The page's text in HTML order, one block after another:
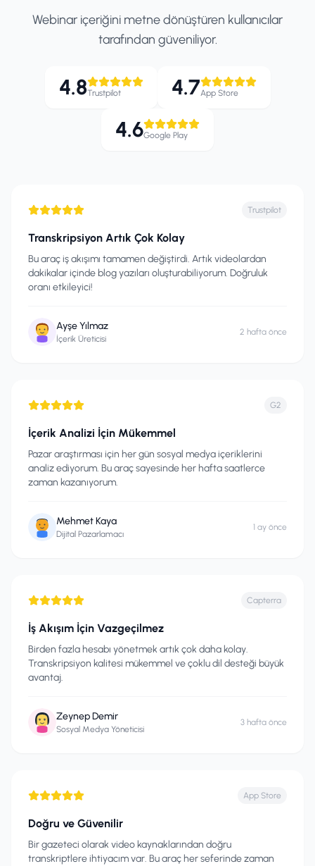
Webinar içeriğini metne dönüştüren kullanıcılar
tarafından güveniliyor.
4.8Trustpilot 4.7App Store
4.6Google Play
Trustpilot
Transkripsiyon Artık Çok Kolay
Bu araç iş akışımı tamamen değiştirdi. Artık videolardan
dakikalar içinde blog yazıları oluşturabiliyorum. Doğruluk
oranı etkileyici!
Ayşe Yılmaz
İçerik Üreticisi
2 hafta önce
G2
İçerik Analizi İçin Mükemmel
Pazar araştırması için her gün sosyal medya içeriklerini
analiz ediyorum. Bu araç sayesinde her hafta saatlerce
zaman kazanıyorum.
Mehmet Kaya
Dijital Pazarlamacı
1 ay önce
Capterra
İş Akışım İçin Vazgeçilmez
Birden fazla hesabı yönetmek artık çok daha kolay.
Transkripsiyon kalitesi mükemmel ve çoklu dil desteği büyük
avantaj.
Zeynep Demir
Sosyal Medya Yöneticisi
3 hafta önce
App Store
Doğru ve Güvenilir
Bir gazeteci olarak video kaynaklarından doğru
transkriptlere ihtiyacım var. Bu araç her seferinde zaman